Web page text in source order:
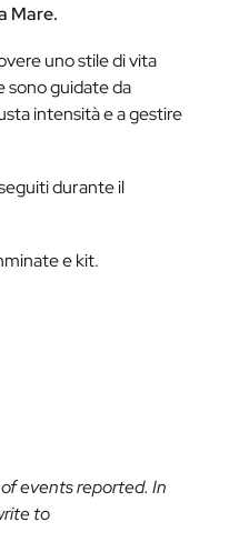
Mare.
uno stile di vita
sono guidate da
intensità e a gestire
durante il
e kit.
events reported. In
to